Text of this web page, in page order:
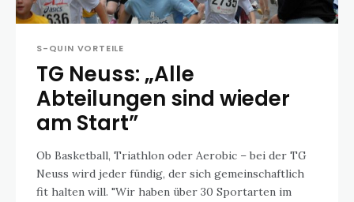
S-QUIN VORTEILE
TG Neuss: „Alle
Abteilungen sind wieder
am Start”
Ob Basketball, Triathlon oder Aerobic – bei der TG
Neuss wird jeder fündig, der sich gemeinschaftlich
fit halten will. "Wir haben über 30 Sportarten im